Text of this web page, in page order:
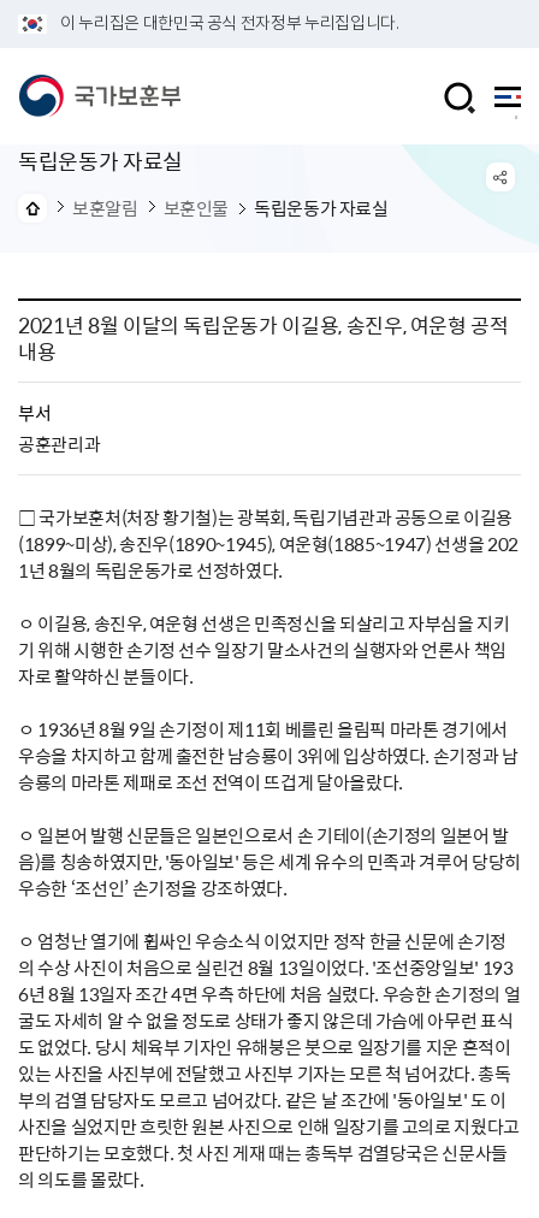
이 누리집은 대한민국 공식 전자정부 누리집입니다.
독립운동가 자료실
보훈알림 보훈인물 독립운동가 자료실
2021년 8월 이달의 독립운동가 이길용, 송진우, 여운형 공적
내용
부서
공훈관리과
□ 국가보훈처(처장 황기철)는 광복회, 독립기념관과 공동으로 이길용
(1899~미상), 송진우(1890~1945), 여운형(1885~1947) 선생을 202
1년 8월의 독립운동가로 선정하였다.
ㅇ 이길용, 송진우, 여운형 선생은 민족정신을 되살리고 자부심을 지키
기 위해 시행한 손기정 선수 일장기 말소사건의 실행자와 언론사 책임
자로 활약하신 분들이다.
ㅇ 1936년 8월 9일 손기정이 제11회 베를린 올림픽 마라톤 경기에서
우승을 차지하고 함께 출전한 남승룡이 3위에 입상하였다. 손기정과 남
승룡의 마라톤 제패로 조선 전역이 뜨겁게 달아올랐다.
ㅇ 일본어 발행 신문들은 일본인으로서 손 기테이(손기정의 일본어 발
음)를 칭송하였지만, '동아일보' 등은 세계 유수의 민족과 겨루어 당당히
우승한 ‘조선인’ 손기정을 강조하였다.
ㅇ 엄청난 열기에 휩싸인 우승소식 이었지만 정작 한글 신문에 손기정
의 수상 사진이 처음으로 실린건 8월 13일이었다. '조선중앙일보' 193
6년 8월 13일자 조간 4면 우측 하단에 처음 실렸다. 우승한 손기정의 얼
굴도 자세히 알 수 없을 정도로 상태가 좋지 않은데 가슴에 아무런 표식
도 없었다. 당시 체육부 기자인 유해붕은 붓으로 일장기를 지운 흔적이
있는 사진을 사진부에 전달했고 사진부 기자는 모른 척 넘어갔다. 총독
부의 검열 담당자도 모르고 넘어갔다. 같은 날 조간에 '동아일보' 도 이
사진을 실었지만 흐릿한 원본 사진으로 인해 일장기를 고의로 지웠다고
판단하기는 모호했다. 첫 사진 게재 때는 총독부 검열당국은 신문사들
의 의도를 몰랐다.